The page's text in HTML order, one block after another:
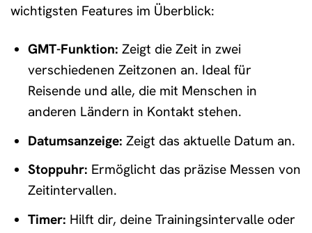
wichtigsten Features im Überblick:
GMT-Funktion: Zeigt die Zeit in zwei
verschiedenen Zeitzonen an. Ideal für
Reisende und alle, die mit Menschen in
anderen Ländern in Kontakt stehen.
Datumsanzeige: Zeigt das aktuelle Datum an.
Stoppuhr: Ermöglicht das präzise Messen von
Zeitintervallen.
Timer: Hilft dir, deine Trainingsintervalle oder